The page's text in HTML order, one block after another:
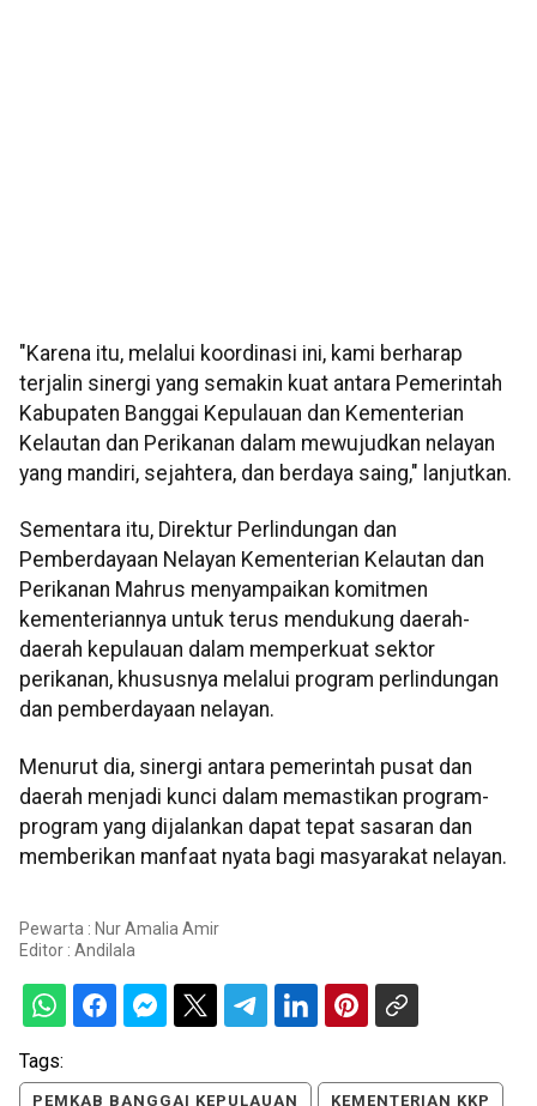
"Karena itu, melalui koordinasi ini, kami berharap
terjalin sinergi yang semakin kuat antara Pemerintah
Kabupaten Banggai Kepulauan dan Kementerian
Kelautan dan Perikanan dalam mewujudkan nelayan
yang mandiri, sejahtera, dan berdaya saing," lanjutkan.
Sementara itu, Direktur Perlindungan dan
Pemberdayaan Nelayan Kementerian Kelautan dan
Perikanan Mahrus menyampaikan komitmen
kementeriannya untuk terus mendukung daerah-
daerah kepulauan dalam memperkuat sektor
perikanan, khususnya melalui program perlindungan
dan pemberdayaan nelayan.
Menurut dia, sinergi antara pemerintah pusat dan
daerah menjadi kunci dalam memastikan program-
program yang dijalankan dapat tepat sasaran dan
memberikan manfaat nyata bagi masyarakat nelayan.
Pewarta : Nur Amalia Amir
Editor : Andilala
Tags:
PEMKAB BANGGAI KEPULAUAN KEMENTERIAN KKP